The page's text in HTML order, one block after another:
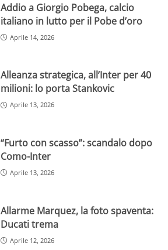
Addio a Giorgio Pobega, calcio
italiano in lutto per il Pobe d’oro
Aprile 14, 2026
Alleanza strategica, all’Inter per 40
milioni: lo porta Stankovic
Aprile 13, 2026
“Furto con scasso”: scandalo dopo
Como-Inter
Aprile 13, 2026
Allarme Marquez, la foto spaventa:
Ducati trema
Aprile 12, 2026